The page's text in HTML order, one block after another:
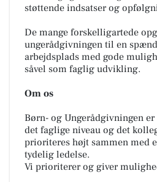
støttende indsatser og
De mange forskelligartede
ungerådgivningen til en
arbejdsplads med gode
såvel som faglig udvikling.
Om os
Børn- og Ungerådgivningen
det faglige niveau og det
prioriteres højt sammen med
tydelig ledelse.
Vi prioriterer og giver